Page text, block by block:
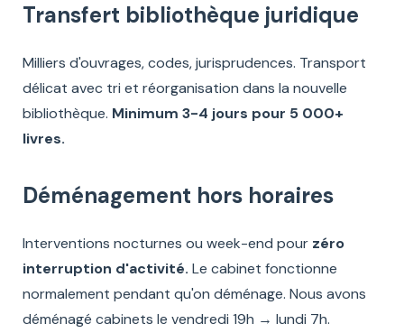
Transfert bibliothèque juridique
Milliers d'ouvrages, codes, jurisprudences. Transport
délicat avec tri et réorganisation dans la nouvelle
bibliothèque. Minimum 3-4 jours pour 5 000+
livres.
Déménagement hors horaires
Interventions nocturnes ou week-end pour zéro
interruption d'activité. Le cabinet fonctionne
normalement pendant qu'on déménage. Nous avons
déménagé cabinets le vendredi 19h → lundi 7h.